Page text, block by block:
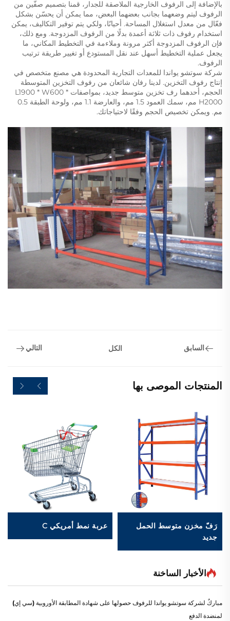
بالإضافة إلى الرفوف الخارجية الملاصقة للجدار، قمنا بتصميم صفّين من
الرفوف ليتم وضعهما بجانب بعضهما البعض، مما يمكن أن يحسّن بشكل
فعّال من معدل استغلال المساحة. أحيانًا، ولكي يتم توفير التكاليف، يمكن
استخدام رفوف ذات ثلاثة أعمدة بدلًا من الرفوف المزدوجة. ومع ذلك،
فإن الرفوف المزدوجة أكثر مرونة وملاءمة في التخطيط المكاني، ما
يجعل عملية التخطيط أسهل عند نقل المستودع أو تغيير طريقة ترتيب
الرفوف.
شركة سوتشو يواندا للمعدات التجارية المحدودة هي مصنع متخصص في
إنتاج رفوف التخزين. لدينا رفان شائعان من رفوف التخزين المتوسطة
الحجم، أحدهما رف تخزين متوسط جديد، بمواصفات L1900 * W600 *
H2000 مم، سمك العمود 1.5 مم، والعارضة 1.1 مم، ولوحة الطبقة 0.5
مم. ويمكن تخصيص الحجم وفقًا لاحتياجاتك.
السابق الكل التالي
المنتجات الموصى بها
رَفّ مخزن متوسط الحمل
جديد
عربة نمط أمريكي C
الأخبار الساخنة
مباركٌ لشركة سوتشو يواندا للرفوف حصولها على شهادة المطابقة الأوروبية (سي إي)
لمنضدة الدفع